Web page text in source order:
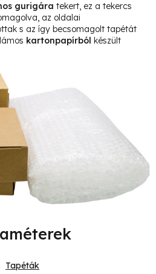
gurigára tekert, ez a tekercs
az oldalai
s az így becsomagolt tapétát
kartonpapírból készült
Tapéták